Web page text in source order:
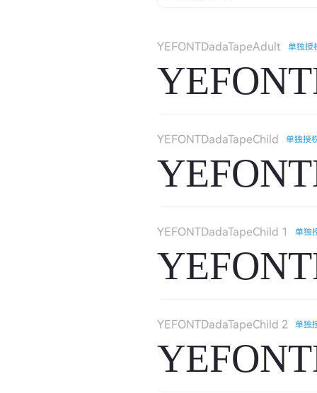
YEFONTDadaTapeAdult 单独授
YEFONTDadaTapeChild 单独授
YEFONTDadaTapeChild 1 单独
YEFONTDadaTapeChild 2 单独